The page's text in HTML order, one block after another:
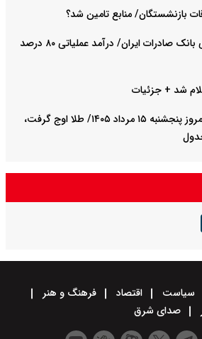
بازنشستگان/ منابع تامین شد؟
تغییر مثبت در عملکرد مالی بانک صادرات ایران/ درآمد عملیاتی ۸۰ درصد
شد + جزئیات
آخرین قیمت طلا و سکه امروز پنجشنبه ۱۵ مرداد ۱۴۰۵/ طلا اوج گرفت،
سیاست اقتصاد
فرهنگ و هنر
صدای شرق